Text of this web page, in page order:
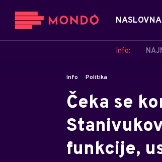
NASLOVNA
Info:
Info Politika
Čeka se
funkcije,